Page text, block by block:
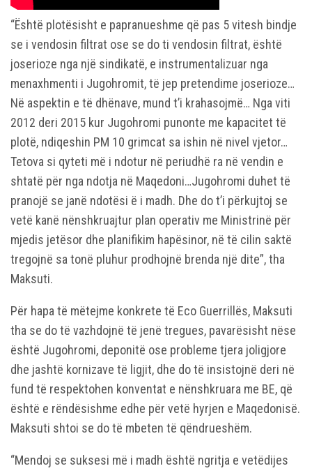
“Është plotësisht e papranueshme që pas 5 vitesh bindje
se i vendosin filtrat ose se do ti vendosin filtrat, është
joserioze nga një sindikatë, e instrumentalizuar nga
menaxhmenti i Jugohromit, të jep pretendime joserioze…
Në aspektin e të dhënave, mund t’i krahasojmë… Nga viti
2012 deri 2015 kur Jugohromi punonte me kapacitet të
plotë, ndiqeshin PM 10 grimcat sa ishin në nivel vjetor…
Tetova si qyteti më i ndotur në periudhë ra në vendin e
shtatë për nga ndotja në Maqedoni…Jugohromi duhet të
pranojë se janë ndotësi ë i madh. Dhe do t’i përkujtoj se
vetë kanë nënshkruajtur plan operativ me Ministrinë për
mjedis jetësor dhe planifikim hapësinor, në të cilin saktë
tregojnë sa tonë pluhur prodhojnë brenda një dite”, tha
Maksuti.
Për hapa të mëtejme konkrete të Eco Guerrillës, Maksuti
tha se do të vazhdojnë të jenë tregues, pavarësisht nëse
është Jugohromi, deponitë ose probleme tjera joligjore
dhe jashtë kornizave të ligjit, dhe do të insistojnë deri në
fund të respektohen konventat e nënshkruara me BE, që
është e rëndësishme edhe për vetë hyrjen e Maqedonisë.
Maksuti shtoi se do të mbeten të qëndrueshëm.
“Mendoj se suksesi më i madh është ngritja e vetëdijes